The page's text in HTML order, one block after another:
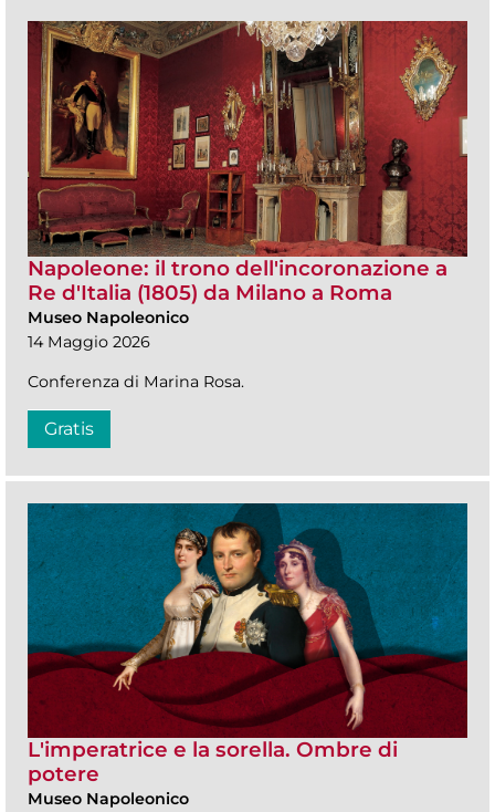
Napoleone: il trono dell'incoronazione a
Re d'Italia (1805) da Milano a Roma
Museo Napoleonico
14 Maggio 2026
Conferenza di Marina Rosa.
Gratis
L'imperatrice e la sorella. Ombre di
potere
Museo Napoleonico